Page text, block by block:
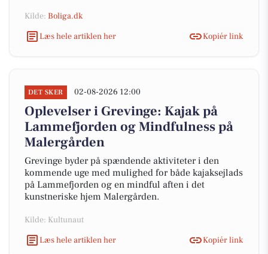
Kilde: Boliga.dk
Læs hele artiklen her
Kopiér link
DET SKER 02-08-2026 12:00
Oplevelser i Grevinge: Kajak på
Lammefjorden og Mindfulness på
Malergården
Grevinge byder på spændende aktiviteter i den
kommende uge med mulighed for både kajaksejlads
på Lammefjorden og en mindful aften i det
kunstneriske hjem Malergården.
Kilde: Kultunaut
Læs hele artiklen her
Kopiér link